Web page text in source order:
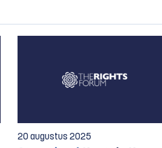
20 augustus 2025